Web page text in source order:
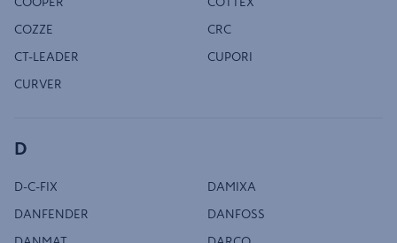
COZZE CRC
CT-LEADER CUPORI
CURVER
D
D-C-FIX DAMIXA
DANFENDER DANFOSS